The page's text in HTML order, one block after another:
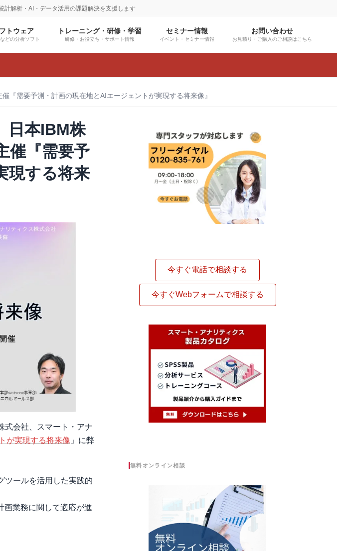
計解析・AI・データ活用の課題解決を支援します
トウェア
どの分析ソフト
トレーニング・研修・学習
研修・お役立ち・サポート情報
セミナー情報
イベント・セミナー情報
お問い合わせ
お見積り・ご購入のご相談はこちら
『需要予測・計画の現在地とAIエージェントが実現する将来像』
日本IBM株
催『需要予
現する将来
式会社、スマート・アナ
が実現する将来像 」に弊
ツールを活用した実践的
画業務に関して適応が進
今すぐ電話で相談する
今すぐWebフォームで相談する
無料オンライン相談